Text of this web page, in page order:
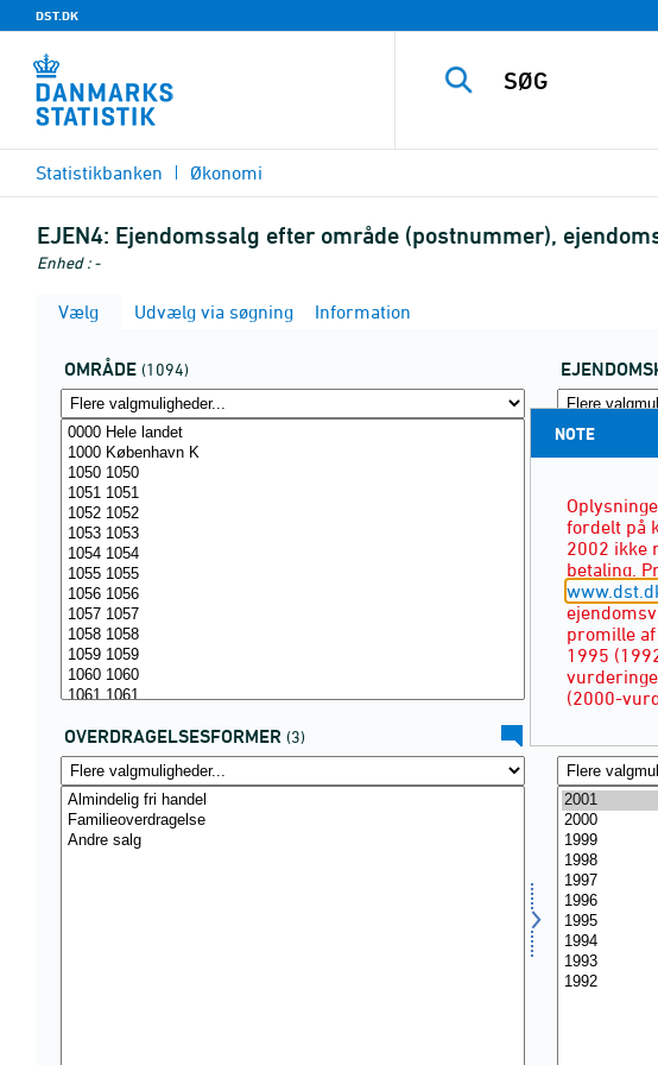
DST.DK
Statistikbanken Økonomi
EJEN4: Ejendomssalg efter område (postnummer),
Enhed : -
Vælg Udvælg via søgning Information
OMRÅDE (1094)
OVERDRAGELSESFORMER (3)
NOTE
fordelt på
2002 ikke
betaling.
promille
1995
(2000-